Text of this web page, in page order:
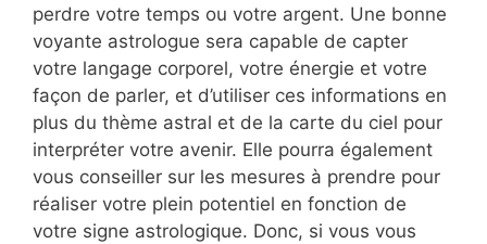
perdre votre temps ou votre argent. Une bonne
voyante astrologue sera capable de capter
votre langage corporel, votre énergie et votre
façon de parler, et d’utiliser ces informations en
plus du thème astral et de la carte du ciel pour
interpréter votre avenir. Elle pourra également
vous conseiller sur les mesures à prendre pour
réaliser votre plein potentiel en fonction de
votre signe astrologique. Donc, si vous vous